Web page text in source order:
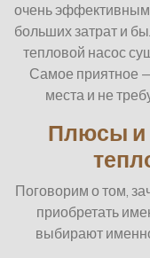
очень
больших затрат и
тепловой насос
Самое приятное
места и не
Плюсы и
Поговорим о том,
приобретать
выбирают